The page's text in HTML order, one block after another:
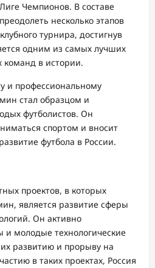
Чемпионов. В составе
несколько этапов
турнира, достигнув
одним из самых лучших
команд в истории.
и профессиональному
стал образцом и
футболистов. Он
спортом и вносит
футбола в России.
проектов, в которых
является развитие сферы
Он активно
и молодые технологические
развитию и прорыву на
в таких проектах, Россия